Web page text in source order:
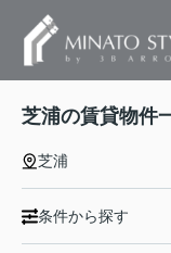
芝浦の賃貸物件
芝浦
条件から探す